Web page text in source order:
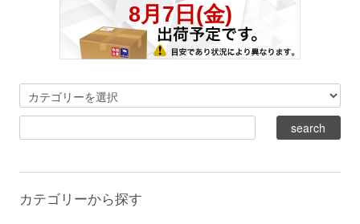
カテゴリーから探す